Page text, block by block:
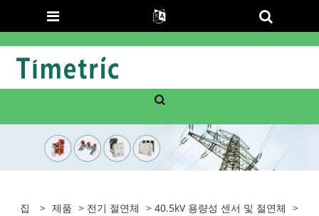
집 > 제품 > 전기 절연체 >40.5kV 용량성 센서 및 절연체 >